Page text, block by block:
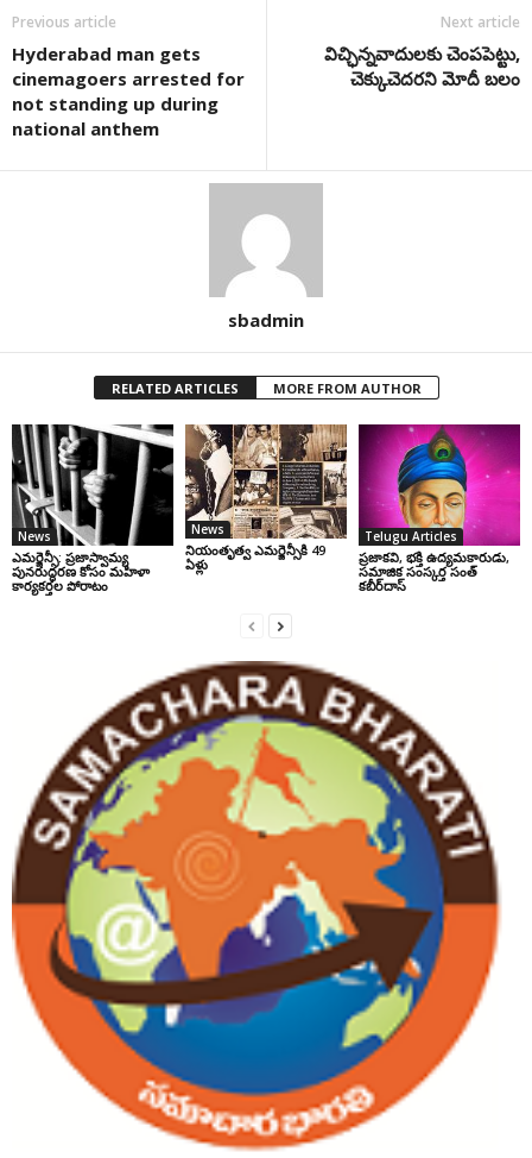
Previous article
Hyderabad man gets
cinemagoers arrested for
not standing up during
national anthem
Next article
విచ్ఛిన్నవాదులకు చెంపపెట్టు,
చెక్కుచెదరని మోదీ బలం
sbadmin
RELATED ARTICLES MORE FROM AUTHOR
News
ఎమర్జెన్సీ: ప్రజాస్వామ్య
పునరుద్ధరణ కోసం మహిళా
కార్యకర్తల పోరాటం
News
నియంతృత్వ ఎమర్జెన్సీకి 49
ఏళ్లు
Telugu Articles
ప్రజాకవి, భక్తి ఉద్యమకారుడు,
సమాజిక సంస్కర్త సంత్‌
కబీర్‌దాస్‌